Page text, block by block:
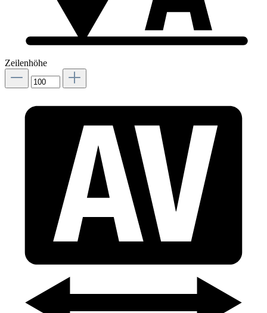
Zeilenhöhe